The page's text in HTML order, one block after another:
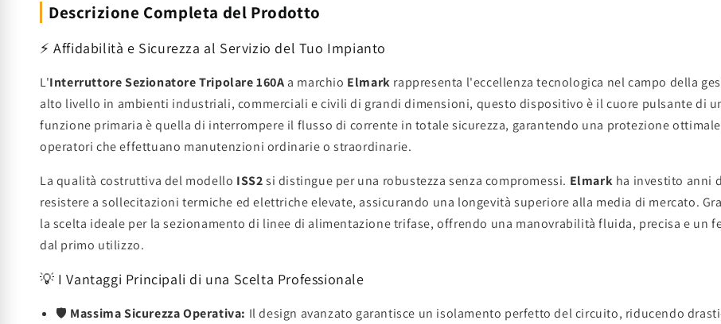
Descrizione Completa del Prodotto
⚡ Affidabilità e Sicurezza al Servizio del Tuo Impianto
L'Interruttore Sezionatore Tripolare 160A a marchio Elmark rappresenta l'eccellenza tecnologica nel campo della
alto livello in ambienti industriali, commerciali e civili di grandi dimensioni, questo dispositivo è il cuore pulsante di
funzione primaria è quella di interrompere il flusso di corrente in totale sicurezza, garantendo una protezione
operatori che effettuano manutenzioni ordinarie o straordinarie.
La qualità costruttiva del modello ISS2si distingue per una robustezza senza compromessi. Elmark ha investito anni
resistere a sollecitazioni termiche ed elettriche elevate, assicurando una longevità superiore alla media di mercato.
la scelta ideale per la sezionamento di linee di alimentazione trifase, offrendo una manovrabilità fluida, precisa e un
dal primo utilizzo.
💡 I Vantaggi Principali di una Scelta Professionale
🛡️ Massima Sicurezza Operativa: Il design avanzato garantisce un isolamento perfetto del circuito, riducendo